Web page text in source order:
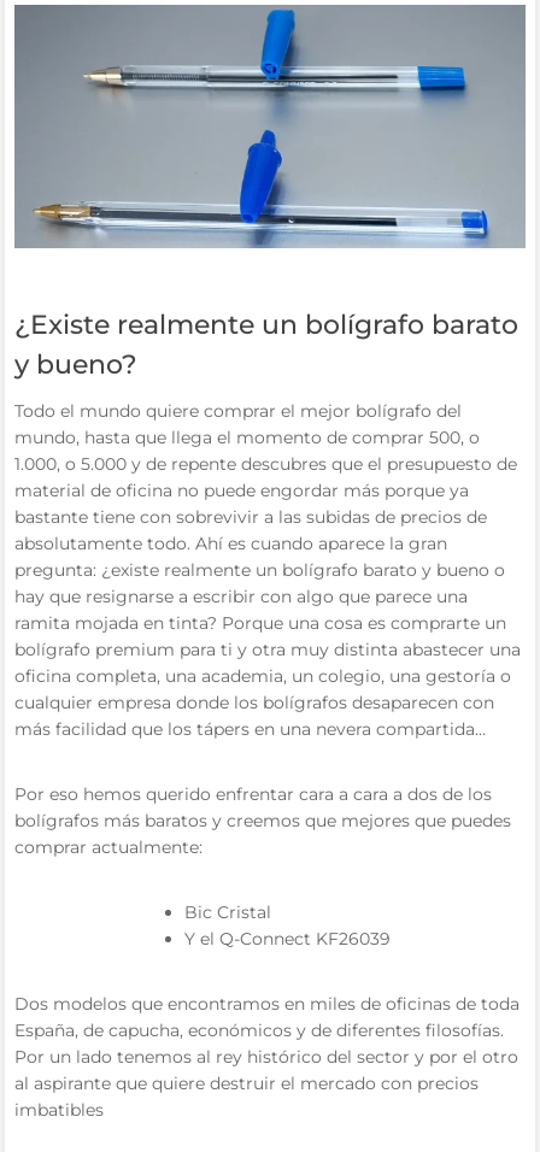
¿Existe realmente un bolígrafo barato
y bueno?
Todo el mundo quiere comprar el mejor bolígrafo del
mundo, hasta que llega el momento de comprar 500, o
1.000, o 5.000 y de repente descubres que el presupuesto de
material de oficina no puede engordar más porque ya
bastante tiene con sobrevivir a las subidas de precios de
absolutamente todo. Ahí es cuando aparece la gran
pregunta: ¿existe realmente un bolígrafo barato y bueno o
hay que resignarse a escribir con algo que parece una
ramita mojada en tinta? Porque una cosa es comprarte un
bolígrafo premium para ti y otra muy distinta abastecer una
oficina completa, una academia, un colegio, una gestoría o
cualquier empresa donde los bolígrafos desaparecen con
más facilidad que los tápers en una nevera compartida…
Por eso hemos querido enfrentar cara a cara a dos de los
bolígrafos más baratos y creemos que mejores que puedes
comprar actualmente:
Bic Cristal
Y el Q-Connect KF26039
Dos modelos que encontramos en miles de oficinas de toda
España, de capucha, económicos y de diferentes filosofías.
Por un lado tenemos al rey histórico del sector y por el otro
al aspirante que quiere destruir el mercado con precios
imbatibles